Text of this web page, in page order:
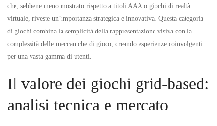
del
gaming
digitale:
analisi
e
tendenze
che, sebbene meno mostrato rispetto a titoli AAA o giochi di realtà
virtuale, riveste un’importanza strategica e innovativa. Questa categoria
di giochi combina la semplicità della rappresentazione visiva con la
complessità delle meccaniche di gioco, creando esperienze coinvolgenti
per una vasta gamma di utenti.
Il valore dei giochi grid-based:
analisi tecnica e mercato